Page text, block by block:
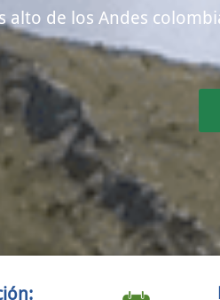
alto de los Andes